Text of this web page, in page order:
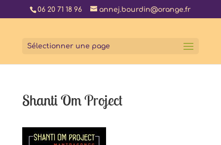
06 20 71 18 96 annej.bourdin@orange.fr
Sélectionner une page
Shanti Om Project